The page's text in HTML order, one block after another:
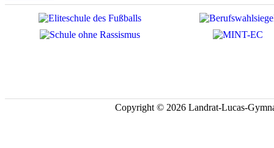
Copyright © 2026 Landrat-Lucas-